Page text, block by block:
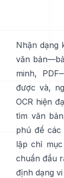
Nhận dạng
văn
minh,
được và,
OCR hiện
tìm văn
phú để
lập chỉ
chuẩn đầu
định dạng